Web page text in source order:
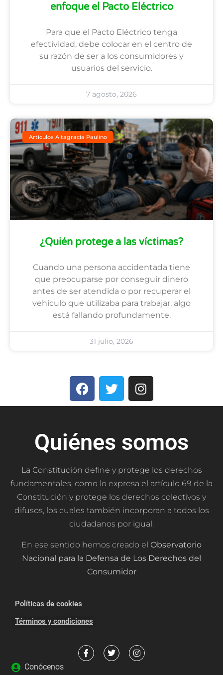
enfoque el Pacto Eléctrico
Para que el Pacto Eléctrico tenga
efectividad, debe colocar en el centro de
su razón de ser a los consumidores y
usuarios del servicio.
7 agosto, 2026
Articulos Altagracia Paulino
¿Quién protege a las víctimas?
Cuando una persona accidentada tiene
que preocuparse por conseguir dinero
antes de ser atendida o por recuperar el
vehículo que utilizaba para trabajar, algo
está fallando profundamente.
31 julio, 2026
Quiénes somos
La Constitución define y protege los derechos
fundamentales, como lo expresa el artículo 69 de la
Constitución y protege los derechos colectivos y
difusos, los cuales también incorporan a todos los
ciudadanos por igual.
En ese sentido hemos creado el Observatorio
Nacional para la Defensa de Los Derechos del
Consumidor
Políticas de cookies
Términos y condiciones
Conócenos